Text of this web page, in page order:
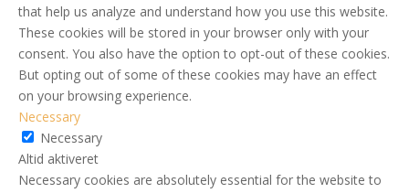
that help us analyze and understand how you use this website.
These cookies will be stored in your browser only with your
consent. You also have the option to opt-out of these cookies.
But opting out of some of these cookies may have an effect
on your browsing experience.
Necessary
Necessary
Altid aktiveret
Necessary cookies are absolutely essential for the website to